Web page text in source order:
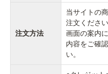
注文方法
当サイトの
注文ください
画面の案内
内容をご確
い。